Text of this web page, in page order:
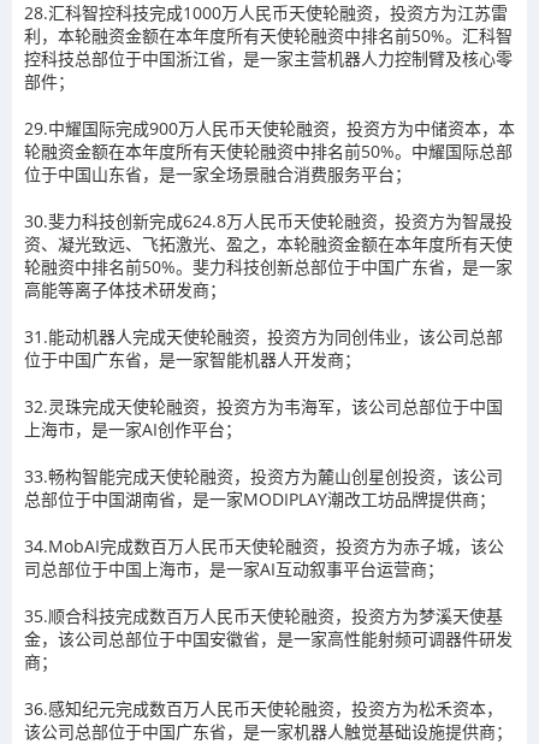
28.汇科智控科技完成1000万人民币天使轮融资，投资方为江苏雷
利，本轮融资金额在本年度所有天使轮融资中排名前50%。汇科智
控科技总部位于中国浙江省，是一家主营机器人力控制臂及核心零
部件；
29.中耀国际完成900万人民币天使轮融资，投资方为中储资本，本
轮融资金额在本年度所有天使轮融资中排名前50%。中耀国际总部
位于中国山东省，是一家全场景融合消费服务平台；
30.斐力科技创新完成624.8万人民币天使轮融资，投资方为智晟投
资、凝光致远、飞拓激光、盈之，本轮融资金额在本年度所有天使
轮融资中排名前50%。斐力科技创新总部位于中国广东省，是一家
高能等离子体技术研发商；
31.能动机器人完成天使轮融资，投资方为同创伟业，该公司总部
位于中国广东省，是一家智能机器人开发商；
32.灵珠完成天使轮融资，投资方为韦海军，该公司总部位于中国
上海市，是一家AI创作平台；
33.畅构智能完成天使轮融资，投资方为麓山创星创投资，该公司
总部位于中国湖南省，是一家MODIPLAY潮改工坊品牌提供商；
34.MobAI完成数百万人民币天使轮融资，投资方为赤子城，该公
司总部位于中国上海市，是一家AI互动叙事平台运营商；
35.顺合科技完成数百万人民币天使轮融资，投资方为梦溪天使基
金，该公司总部位于中国安徽省，是一家高性能射频可调器件研发
商；
36.感知纪元完成数百万人民币天使轮融资，投资方为松禾资本，
该公司总部位于中国广东省，是一家机器人触觉基础设施提供商；